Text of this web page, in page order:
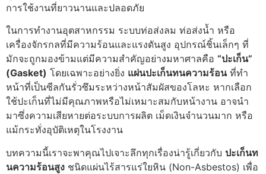
การใช้งานที่ยาวนานและปลอดภัย
ในการทำงานอุตสาหกรรม ระบบท่อส่งลม ท่อส่งน้ำ หรือ
เครื่องจักรกลที่มีความร้อนและแรงดันสูง อุปกรณ์ชิ้นเล็กๆ ที่
มักจะถูกมองข้ามแต่มีความสำคัญอย่างมหาศาลคือ “ปะเก็น”
(Gasket) โดยเฉพาะอย่างยิ่ง แผ่นปะเก็นทนความร้อนที่ทำ
หน้าที่เป็นซีลกันรั่วซึมระหว่างหน้าสัมผัสของโลหะ หากเลือก
ใช้ปะเก็นที่ไม่มีคุณภาพหรือไม่เหมาะสมกับหน้างาน อาจนำ
มาซึ่งความเสียหายต่อระบบการผลิต เม็ดเงินจำนวนมาก หรือ
แม้กระทั่งอุบัติเหตุในโรงงาน
บทความนี้เราจะพาคุณไปเจาะลึกทุกเรื่องน่ารู้เกี่ยวกับ ปะเก็นท
นความร้อนสูง ชนิดแผ่นไร้สารแร่ใยหิน (Non-Asbestos) เพื่อ